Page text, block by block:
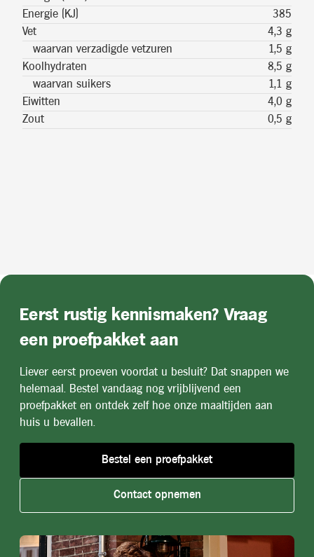
Energie (KJ)
385
Vet
4,3 g
waarvan verzadigde vetzuren
1,5 g
Koolhydraten
8,5 g
waarvan suikers
1,1 g
Eiwitten
4,0 g
Zout
0,5 g
Eerst rustig kennismaken? Vraag
een proefpakket aan
Liever eerst proeven voordat u besluit? Dat snappen we
helemaal. Bestel vandaag nog vrijblijvend een
proefpakket en ontdek zelf hoe onze maaltijden aan
huis u bevallen.
Bestel een proefpakket
Contact opnemen